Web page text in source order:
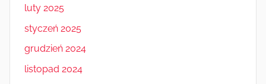
luty 2025
styczeń 2025
grudzień 2024
listopad 2024